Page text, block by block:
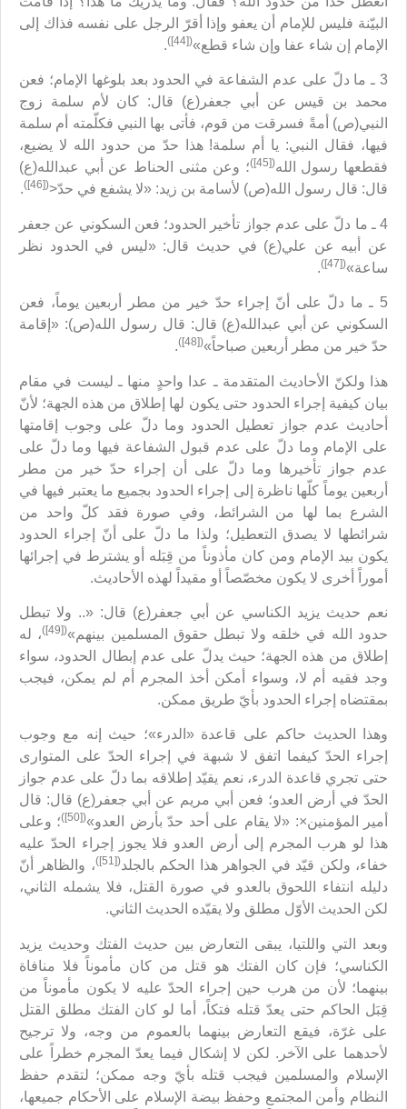
البيّنة فليس للإمام أن يعفو وإذا أقرّ الرجل على نفسه فذاك إلى
الإمام إن شاء عفا وإن شاء قطع»([44])
.
3 ـ ما دلّ على عدم الشفاعة في الحدود بعد بلوغها الإمام؛ فعن
محمد بن قيس عن أبي جعفر(ع) قال: كان لأم سلمة زوج
النبي(ص) أمةً فسرقت من قوم، فأتى بها النبي فكلّمته أم سلمة
فيها، فقال النبي: يا أم سلمة! هذا حدّ من حدود الله لا يضيع،
فقطعها رسول الله([45])
؛ وعن مثنى الحناط عن أبي عبدالله(ع)
قال: قال رسول الله(ص) لأسامة بن زيد: «لا يشفع في حدّ<([46])
.
4 ـ ما دلّ على عدم جواز تأخير الحدود؛ فعن السكوني عن جعفر
عن أبيه عن علي(ع) في حديث قال: «ليس في الحدود نظر
ساعة»([47])
.
5 ـ ما دلّ على أنّ إجراء حدّ خير من مطر أربعين يوماً، فعن
السكوني عن أبي عبدالله(ع) قال: قال رسول الله(ص): «إقامة
حدّ خير من مطر أربعين صباحاً»([48])
.
هذا ولكنّ الأحاديث المتقدمة ـ عدا واحدٍ منها ـ ليست في مقام
بيان كيفية إجراء الحدود حتى يكون لها إطلاق من هذه الجهة؛ لأنّ
أحاديث عدم جواز تعطيل الحدود وما دلّ على وجوب إقامتها
على الإمام وما دلّ على عدم قبول الشفاعة فيها وما دلّ على
عدم جواز تأخيرها وما دلّ على أن إجراء حدّ خير من مطر
أربعين يوماً كلّها ناظرة إلى إجراء الحدود بجميع ما يعتبر فيها في
الشرع بما لها من الشرائط، وفي صورة فقد كلّ واحد من
شرائطها لا يصدق التعطيل؛ ولذا ما دلّ على أنّ إجراء الحدود
يكون بيد الإمام ومن كان مأذوناً من قِبَله أو يشترط في إجرائها
أموراً أخرى لا يكون مخصّصاً أو مقيداً لهذه الأحاديث.
نعم حديث يزيد الكناسي عن أبي جعفر(ع) قال: «.. ولا تبطل
حدود الله في خلقه ولا تبطل حقوق المسلمين بينهم»([49])
، له
إطلاق من هذه الجهة؛ حيث يدلّ على عدم إبطال الحدود، سواء
وجد فقيه أم لا، وسواء أمكن أخذ المجرم أم لم يمكن، فيجب
بمقتضاه إجراء الحدود بأيّ طريق ممكن.
وهذا الحديث حاكم على قاعدة «الدرء»؛ حيث إنه مع وجوب
إجراء الحدّ كيفما اتفق لا شبهة في إجراء الحدّ على المتوارى
حتى تجري قاعدة الدرء، نعم يقيّد إطلاقه بما دلّ على عدم جواز
الحدّ في أرض العدو؛ فعن أبي مريم عن أبي جعفر(ع) قال: قال
أمير المؤمنين×: «لا يقام على أحد حدّ بأرض العدو»([50])
؛ وعلى
هذا لو هرب المجرم إلى أرض العدو فلا يجوز إجراء الحدّ عليه
خفاء، ولكن قيّد في الجواهر هذا الحكم بالجلد([51])
، والظاهر أنّ
دليله انتفاء اللحوق بالعدو في صورة القتل، فلا يشمله الثاني،
لكن الحديث الأوّل مطلق ولا يقيّده الحديث الثاني.
وبعد التي واللتيا، يبقى التعارض بين حديث الفتك وحديث يزيد
الكناسي؛ فإن كان الفتك هو قتل من كان مأموناً فلا منافاة
بينهما؛ لأن من هرب حين إجراء الحدّ عليه لا يكون مأموناً من
قِبَل الحاكم حتى يعدّ قتله فتكاً، أما لو كان الفتك مطلق القتل
على غرّة، فيقع التعارض بينهما بالعموم من وجه، ولا ترجيح
لأحدهما على الآخر. لكن لا إشكال فيما يعدّ المجرم خطراً على
الإسلام والمسلمين فيجب قتله بأيّ وجه ممكن؛ لتقدم حفظ
النظام وأمن المجتمع وحفظ بيضة الإسلام على الأحكام جميعها،